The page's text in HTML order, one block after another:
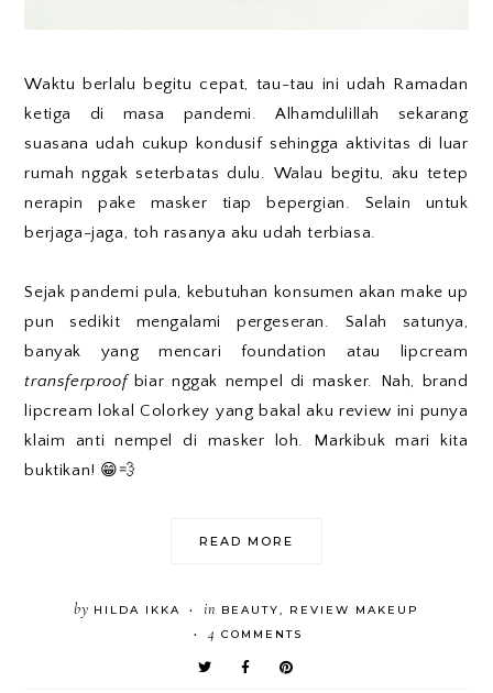
Waktu berlalu begitu cepat, tau-tau ini udah Ramadan
ketiga di masa pandemi. Alhamdulillah sekarang
suasana udah cukup kondusif sehingga aktivitas di luar
rumah nggak seterbatas dulu. Walau begitu, aku tetep
nerapin pake masker tiap bepergian. Selain untuk
berjaga-jaga, toh rasanya aku udah terbiasa.
Sejak pandemi pula, kebutuhan konsumen akan make up
pun sedikit mengalami pergeseran. Salah satunya,
banyak yang mencari foundation atau lipcream
transferproofbiar nggak nempel di masker. Nah, brand
lipcream lokal Colorkey yang bakal aku review ini punya
klaim anti nempel di masker loh. Markibuk mari kita
buktikan! 😁💨
READ MORE
by HILDA IKKA • in BEAUTY REVIEW MAKEUP
• 4 COMMENTS